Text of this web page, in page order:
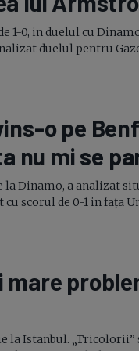
1-0, in duelul cu
duelul pentru
ope
nu mi se
la Dinamo, a analizat
scorul de 0-1 in fața
la Istanbul.